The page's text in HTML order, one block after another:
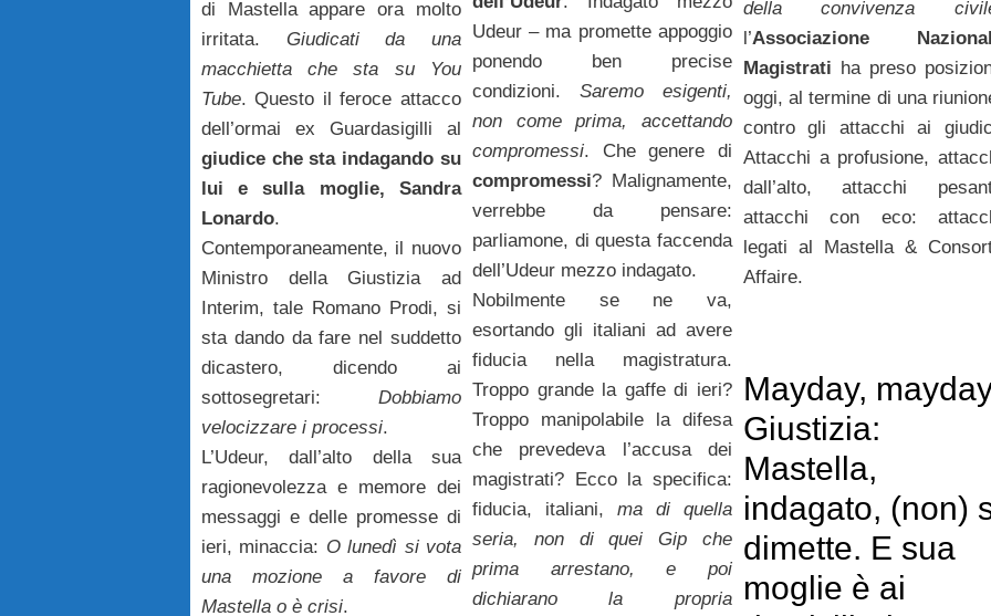
della convivenza
l’Associazione
Magistrati ha preso
oggi, al termine di una
contro gli attacchi ai
Attacchi a profusione,
dall’alto, attacchi
attacchi con eco:
legati al Mastella &
Affaire.
di Mastella appare ora molto
irritata. Giudicati da una
macchietta che sta su You
Tube. Questo il feroce attacco
dell’ormai ex Guardasigilli al
giudice che sta indagando su
lui e sulla moglie, Sandra
Lonardo.
Contemporaneamente, il nuovo
Ministro della Giustizia ad
Interim, tale Romano Prodi, si
sta dando da fare nel suddetto
dicastero, dicendo ai
sottosegretari: Dobbiamo
velocizzare i processi.
L’Udeur, dall’alto della sua
ragionevolezza e memore dei
messaggi e delle promesse di
ieri, minaccia: O lunedì si vota
una mozione a favore di
Mastella o è crisi.
Udeur – ma promette appoggio
ponendo ben precise
condizioni. Saremo esigenti,
non come prima, accettando
compromessi. Che genere di
compromessi? Malignamente,
verrebbe da pensare:
parliamone, di questa faccenda
dell’Udeur mezzo indagato.
Nobilmente se ne va,
esortando gli italiani ad avere
fiducia nella magistratura.
Troppo grande la gaffe di ieri?
Troppo manipolabile la difesa
che prevedeva l’accusa dei
magistrati? Ecco la specifica:
fiducia, italiani, ma di quella
seria, non di quei Gip che
prima arrestano, e poi
dichiarano la propria
Mayday,
Giustizia:
Mastella,
indagato, (non)
dimette. E sua
moglie è ai